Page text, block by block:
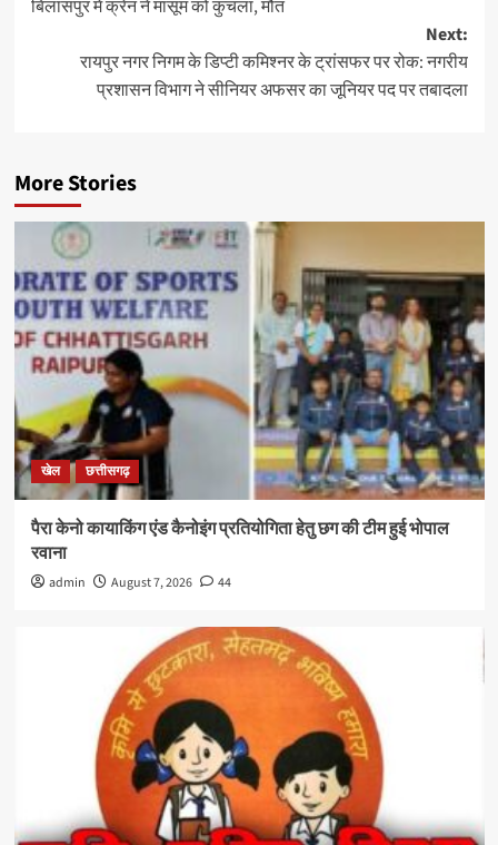
navigation
बिलासपुर में क्रेन ने मासूम को कुचला, मौत
Next:
रायपुर नगर निगम के डिप्टी कमिश्नर के ट्रांसफर पर रोक: नगरीय
प्रशासन विभाग ने सीनियर अफसर का जूनियर पद पर तबादला
More Stories
खेल छत्तीसगढ़
पैरा केनो कायाकिंग एंड कैनोइंग प्रतियोगिता हेतु छग की टीम हुई भोपाल
रवाना
admin August 7, 2026 44